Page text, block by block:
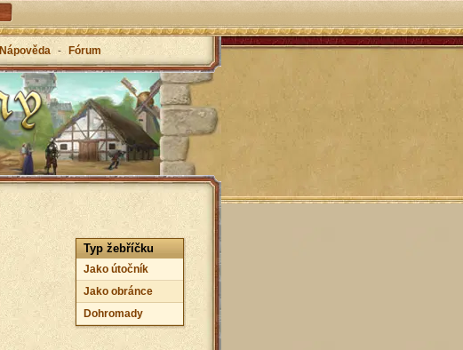
Nápověda - Fórum
Typ žebříčku
Jako útočník
Jako obránce
Dohromady